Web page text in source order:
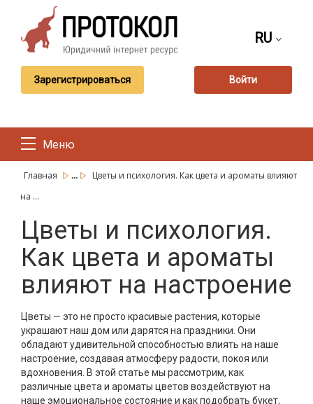
RU
Зарегистрироваться Войти
Меню
Главная ...
Цветы и психология. Как цвета и ароматы влияют
на ...
Цветы и психология.
Как цвета и ароматы
влияют на настроение
Цветы — это не просто красивые растения, которые
украшают наш дом или дарятся на праздники. Они
обладают удивительной способностью влиять на наше
настроение, создавая атмосферу радости, покоя или
вдохновения. В этой статье мы рассмотрим, как
различные цвета и ароматы цветов воздействуют на
наше эмоциональное состояние и как подобрать букет,